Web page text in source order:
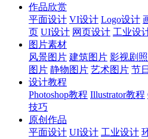
作品欣赏
平面设计 VI设计 Logo设计
页 UI设计 网页设计 工业设
图片素材
风景图片 建筑图片 影视剧照
图片 静物图片 艺术图片 节
设计教程
Photoshop教程 Illustrator教程
技巧
原创作品
平面设计 UI设计 工业设计